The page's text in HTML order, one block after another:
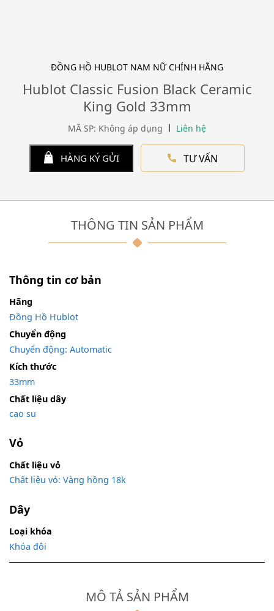
ĐỒNG HỒ HUBLOT NAM NỮ CHÍNH HÃNG
Hublot Classic Fusion Black Ceramic
King Gold 33mm
MÃ SP: Không áp dụng Liên hệ
HÀNG KÝ GỬI TƯ VẤN
MÔ TẢ SẢN PHẨM
THÔNG TIN SẢN PHẨM
Thông tin cơ bản
Hãng
Đồng Hồ Hublot
Chuyển động
Chuyển động: Automatic
Kích thước
33mm
Chất liệu dây
cao su
Vỏ
Chất liệu vỏ
Chất liệu vỏ: Vàng hồng 18k
Dây
Loại khóa
Khóa đôi